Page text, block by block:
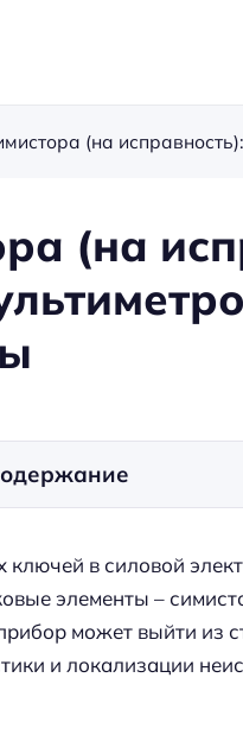
(на
в силовой
элементы –
может выйти из
и локализации